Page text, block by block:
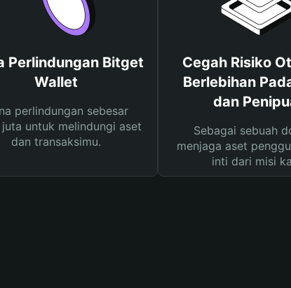
Perlindungan Bitget
Wallet
perlindungan sebesar
untuk melindungi aset
dan transaksimu.
Cegah Risiko
Berlebihan
dan
Sebagai sebuah
menjaga aset
inti dari misi